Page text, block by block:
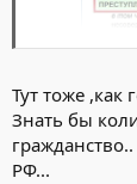
Тут тоже ,как
Знать бы
РФ...